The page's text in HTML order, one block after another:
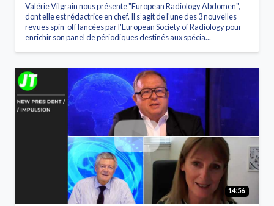
Valérie Vilgrain nous présente "European Radiology Abdomen",
dont elle est rédactrice en chef. Il s’agit de l'une des 3 nouvelles
revues spin-off lancées par l'European Society of Radiology pour
enrichir son panel de périodiques destinés aux spécia...
14:56